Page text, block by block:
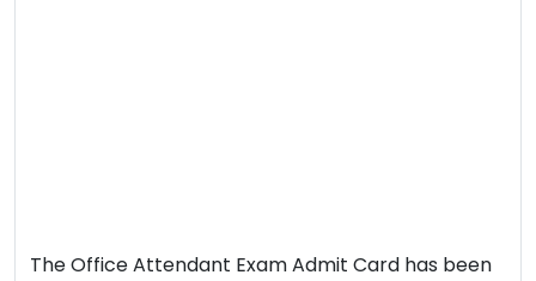
The Office Attendant Exam Admit Card has been